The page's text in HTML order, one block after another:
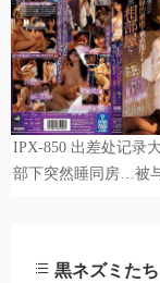
黒ネズミた